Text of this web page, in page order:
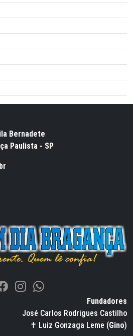
Bernadete
Paulista - SP
Fundadores
José Carlos Rodrigues Castilho
✝ Luiz Gonzaga Leme (Gino)